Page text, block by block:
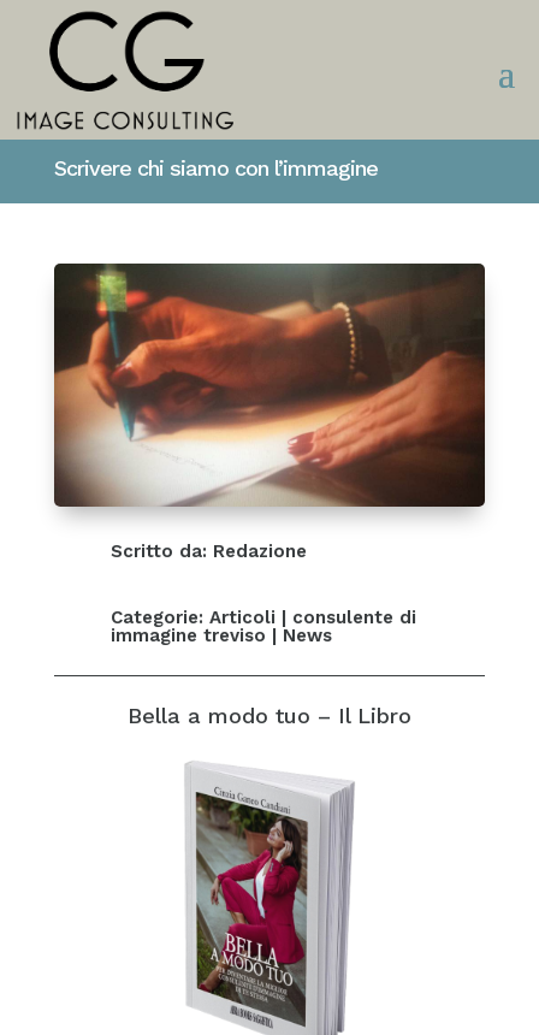
Scrivere chi siamo con l’immagine
Scritto da: Redazione
Categorie: Articoli | consulente di
immagine treviso | News
Bella a modo tuo – Il Libro